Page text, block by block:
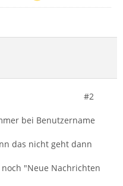
#2
bei Benutzername
das nicht geht dann
"Neue Nachrichten